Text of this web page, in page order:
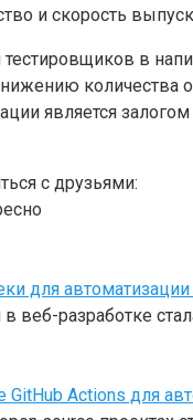
и скорость
тестировщиков в
количества
является
с друзьями:
для
в веб-разработке
Actions для